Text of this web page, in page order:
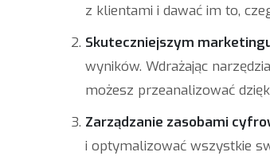
z klientami i dawać im to,
Skuteczniejszym
wyników. Wdrażając
możesz przeanalizować
Zarządzanie zasobami
i optymalizować wszystkie